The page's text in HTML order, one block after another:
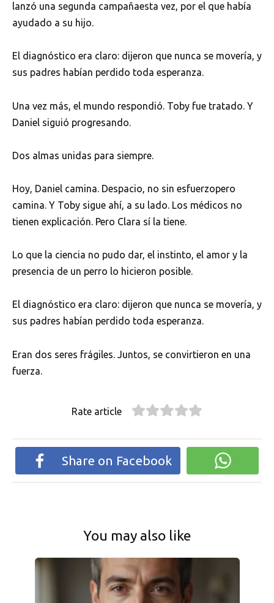
lanzó una segunda campañaesta vez, por el que había
ayudado a su hijo.
El diagnóstico era claro: dijeron que nunca se movería, y
sus padres habían perdido toda esperanza.
Una vez más, el mundo respondió. Toby fue tratado. Y
Daniel siguió progresando.
Dos almas unidas para siempre.
Hoy, Daniel camina. Despacio, no sin esfuerzopero
camina. Y Toby sigue ahí, a su lado. Los médicos no
tienen explicación. Pero Clara sí la tiene.
Lo que la ciencia no pudo dar, el instinto, el amor y la
presencia de un perro lo hicieron posible.
El diagnóstico era claro: dijeron que nunca se movería, y
sus padres habían perdido toda esperanza.
Eran dos seres frágiles. Juntos, se convirtieron en una
fuerza.
Rate article
Share on Facebook
You may also like